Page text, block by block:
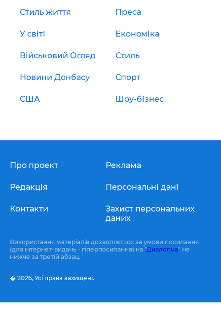
Стиль життя Преса
У світі Економіка
Військовий Огляд Стиль
Новини Донбасу Спорт
США Шоу-бізнес
Про проект
Редакція
Контакти
Реклама
Персональні дані
Захист персональних
даних
Використання матеріалів дозволяється за умови посилання
(для інтернет-видань - гіперпосилання) на "Диалог.ua" не
нижче за третій абзац.
� 2026, Усі права захищені.